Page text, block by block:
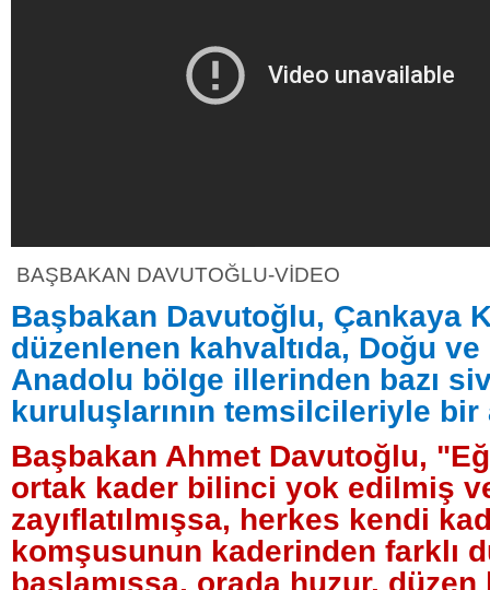
BAŞBAKAN DAVUTOĞLU-VİDEO
Başbakan Davutoğlu, Çankaya
düzenlenen kahvaltıda, Doğu
Anadolu bölge illerinden bazı
kuruluşlarının temsilcileriyle
Başbakan Ahmet Davutoğlu,
ortak kader bilinci yok edilmiş
zayıflatılmışsa, herkes kendi
komşusunun kaderinden farklı
başlamışsa, orada huzur,